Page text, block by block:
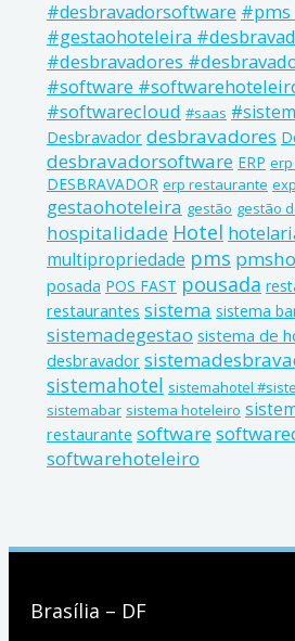
#desbravadorsoftware
#gestaohoteleira
#desbravadores
#software
#softwarecloud #saas
Desbravador desbravadores
desbravadorsoftware ERP
DESBRAVADOR erp restaurante
gestaohoteleira gestão gestão
hospitalidade Hotel
multipropriedade pms
posada POS FAST pousada
restaurantes sistema sistema
sistemadegestao sistema de
desbravador
sistemahotel sistemahotel
sistemabar sistema hoteleiro
restaurante software
softwarehoteleiro
Brasília – DF